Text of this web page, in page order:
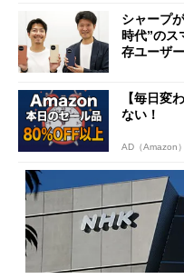
シャープ
時代”の
存ユーザ
【毎日変
ない！
AD（Amazon）